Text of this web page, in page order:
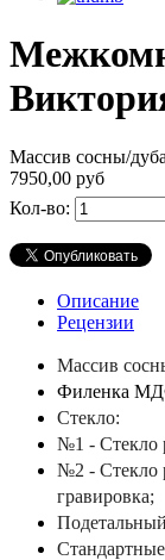
Массив сосны/
7950,00 руб
Кол-во:
Описание
Рецензии
Массив
Филенка
Стекло:
№1 - Стекло
№2 - Стекло
гравировка;